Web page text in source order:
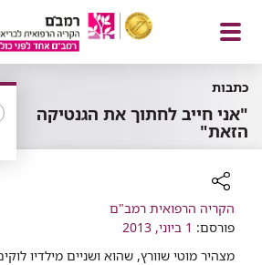
פתח
תפריט
כתבות
"אני חייב לחתוך את הגנטיקה
הזאת"
רכיב
שיתוף
הקריה הרפואית רמב"ם
פורסם: 1 ביוני, 2013
מצהיר מוטי שוורץ, שהוא ושניים מילדיו